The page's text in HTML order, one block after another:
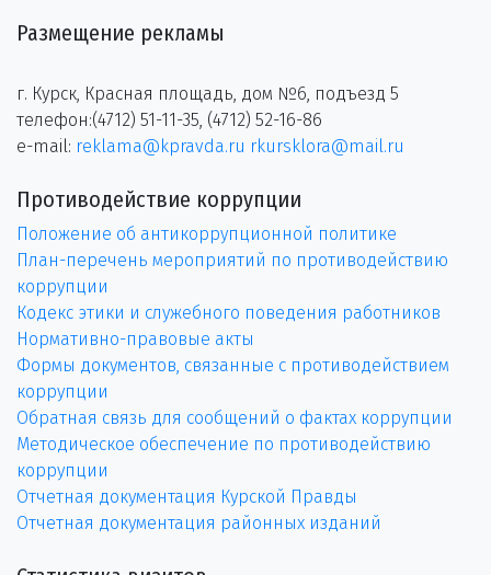
Размещение рекламы
г. Курск, Красная площадь, дом №6, подъезд 5
телефон:(4712) 51-11-35, (4712) 52-16-86
e-mail: reklama@kpravda.ru rkursklora@mail.ru
Противодействие коррупции
Положение об антикоррупционной политике
План-перечень мероприятий по противодействию
коррупции
Кодекс этики и служебного поведения работников
Нормативно-правовые акты
Формы документов, связанные с противодействием
коррупции
Обратная связь для сообщений о фактах коррупции
Методическое обеспечение по противодействию
коррупции
Отчетная документация Курской Правды
Отчетная документация районных изданий